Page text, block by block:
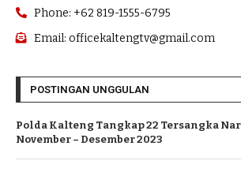
Phone: +62 819-1555-6795
Email: officekaltengtv@gmail.com
POSTINGAN UNGGULAN
Polda Kalteng Tangkap 22 Tersangka
November – Desember 2023